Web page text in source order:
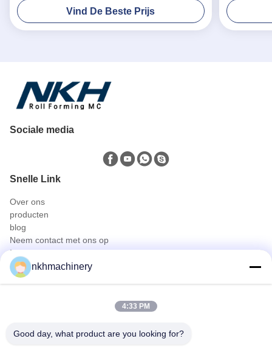
Vind De Beste Prijs
Sociale media
Snelle Link
Over ons
producten
blog
Neem contact met ons op
Producten
Dakpaneel rolvormen machine
Vloer dek rolvormen machine
bevindend naadbroodje dat machine vormt
gording rolvormen machine
nkhmachinery
4:33 PM
Good day, what product are you looking for?